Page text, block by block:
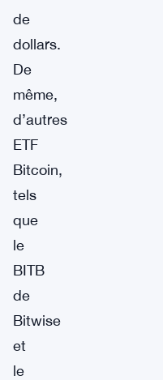
de
dollars.
De
même,
d’autres
ETF
Bitcoin,
tels
que
le
BITB
de
Bitwise
et
le